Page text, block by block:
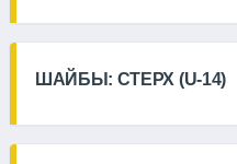
ШАЙБЫ: СТЕРХ (U-14)